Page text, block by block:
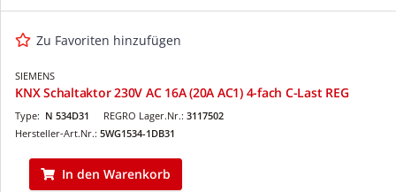
Zu Favoriten hinzufügen
SIEMENS
KNX Schaltaktor 230V AC 16A (20A AC1) 4-fach C-Last REG
REGRO Lager.Nr.: 3117502
Type: N 534D31
Hersteller-Art.Nr.: 5WG1534-1DB31
In den Warenkorb